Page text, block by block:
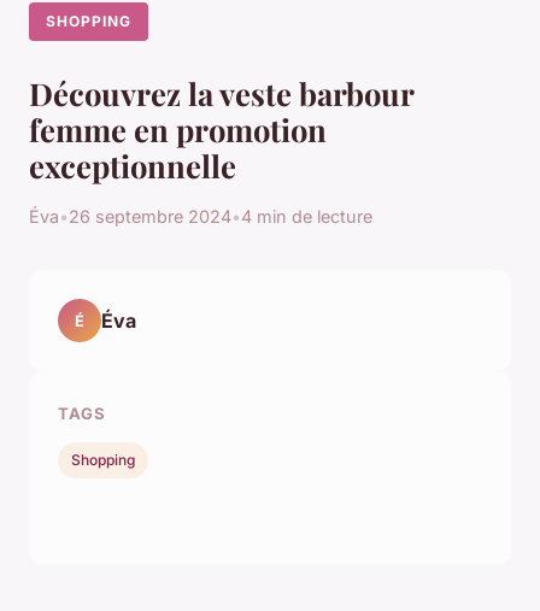
SHOPPING
Découvrez la veste barbour
femme en promotion
exceptionnelle
Éva•26 septembre 2024•4 min de lecture
É Éva
TAGS
Shopping